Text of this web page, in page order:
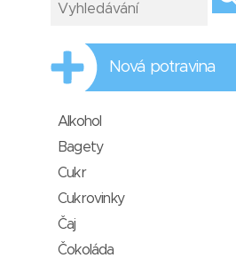
Nová potravina
Alkohol
Bagety
Cukr
Cukrovinky
Čaj
Čokoláda